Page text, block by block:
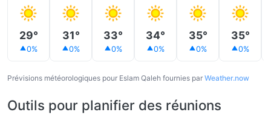
29°
0%
31°
0%
33°
0%
34°
0%
35°
0%
35°
0%
Prévisions météorologiques pour Eslam Qaleh fournies par Weather.now
Outils pour planifier des réunions